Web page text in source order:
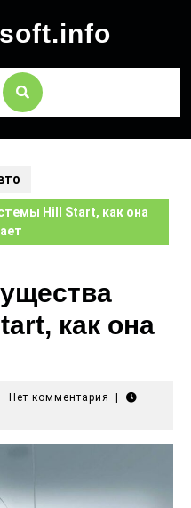
Hill Start, как она
как она
Нет комментария